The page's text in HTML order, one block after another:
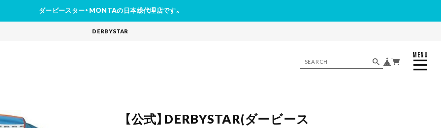
ダービースター・MONTAの日本総代理店です。
DERBYSTAR
MENU
CLOSE
【公式】DERBYSTAR(ダービース